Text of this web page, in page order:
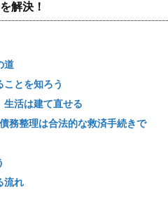
解決！
道
とを知ろう
活は建て直せる
務整理は合法的な救済手続きで
流れ